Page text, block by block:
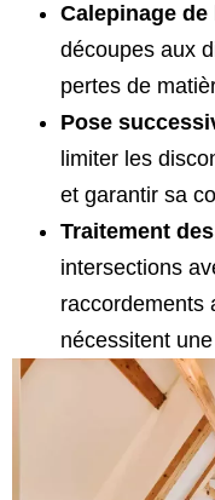
Calepinage de
découpes aux
pertes de
Pose
limiter les
et garantir sa
Traitement
intersections
raccordements
nécessitent